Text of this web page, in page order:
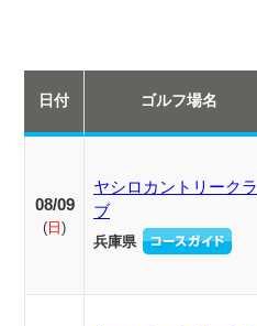
日付 ゴルフ場名
08/09
( 日 )
ヤシロカントリークラ
ブ
兵庫県